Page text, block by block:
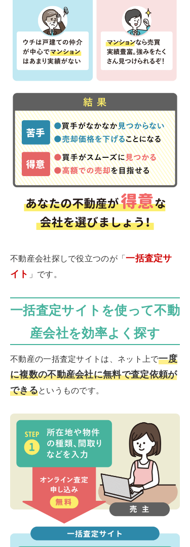
不動産会社探しで役立つのが「一括査定サ
イト 」です。
一括査定サイトを使って不動
産会社を効率よく探す
不動産の一括査定サイトは、ネット上で一度
に複数の不動産会社に無料で査定依頼が
できるというものです。